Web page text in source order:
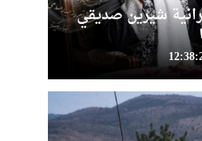
شيرين صديقي